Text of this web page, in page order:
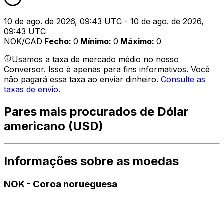
10 de ago. de 2026, 09:43 UTC - 10 de ago. de 2026,
09:43 UTC
NOK/CAD Fecho: 0 Mínimo: 0 Máximo: 0
Usamos a taxa de mercado médio no nosso
Conversor. Isso é apenas para fins informativos. Você
não pagará essa taxa ao enviar dinheiro. Consulte as
taxas de envio.
Pares mais procurados de Dólar
americano (USD)
Informações sobre as moedas
NOK - Coroa norueguesa